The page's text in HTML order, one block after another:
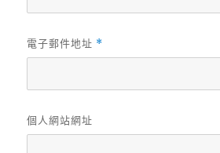
電子郵件地址 *
個人網站網址